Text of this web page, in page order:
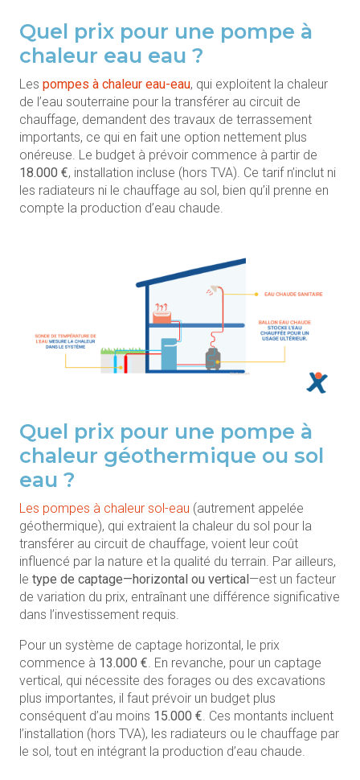
Quel prix pour une pompe à
chaleur eau eau ?
Les pompes à chaleur eau-eau, qui exploitent la chaleur
de l’eau souterraine pour la transférer au circuit de
chauffage, demandent des travaux de terrassement
importants, ce qui en fait une option nettement plus
onéreuse. Le budget à prévoir commence à partir de
18.000 €, installation incluse (hors TVA). Ce tarif n’inclut ni
les radiateurs ni le chauffage au sol, bien qu’il prenne en
compte la production d’eau chaude.
Quel prix pour une pompe à
chaleur géothermique ou sol
eau ?
Les pompes à chaleur sol-eau (autrement appelée
géothermique), qui extraient la chaleur du sol pour la
transférer au circuit de chauffage, voient leur coût
influencé par la nature et la qualité du terrain. Par ailleurs,
le type de captage—horizontal ou vertical —est un facteur
de variation du prix, entraînant une différence significative
dans l’investissement requis.
Pour un système de captage horizontal, le prix
commence à 13.000 €. En revanche, pour un captage
vertical, qui nécessite des forages ou des excavations
plus importantes, il faut prévoir un budget plus
conséquent d’au moins 15.000 €. Ces montants incluent
l’installation (hors TVA), les radiateurs ou le chauffage par
le sol, tout en intégrant la production d’eau chaude.